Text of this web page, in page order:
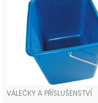
VÁLEČKY A PŘÍSLUŠENSTVÍ